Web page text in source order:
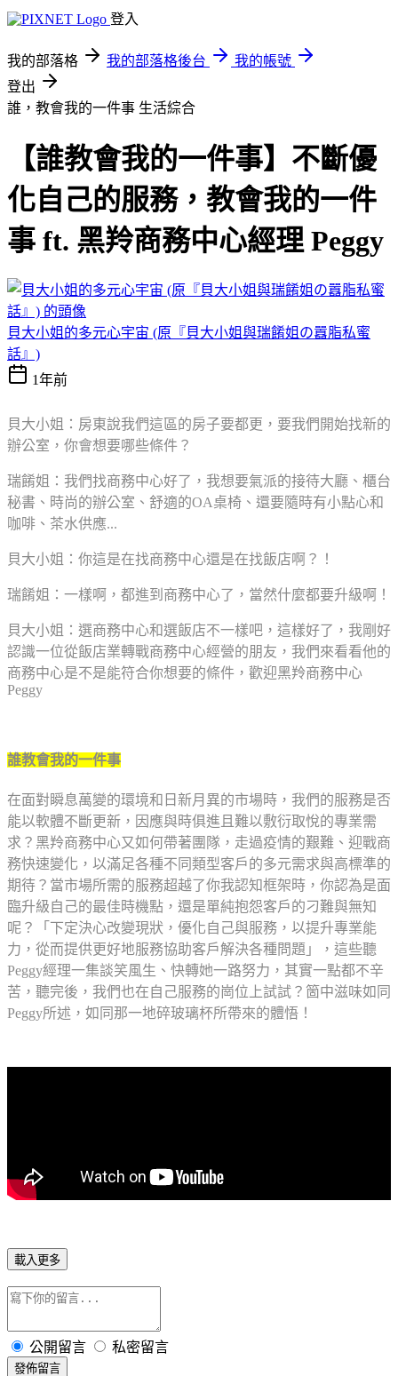
登入
我的部落格 我的部落格後台
我的帳號
登出
誰，教會我的一件事 生活綜合
【誰教會我的一件事】不斷優
化自己的服務，教會我的一件
事 ft. 黑羚商務中心經理 Peggy
貝大小姐的多元心宇宙 (原『貝大小姐與瑞餚姐の囂脂私蜜
話』)
1年前
貝大小姐：房東說我們這區的房子要都更，要我們開始找新的
辦公室，你會想要哪些條件？
瑞餚姐：我們找商務中心好了，我想要氣派的接待大廳、櫃台
秘書、時尚的辦公室、舒適的OA桌椅、還要隨時有小點心和
咖啡、茶水供應...
貝大小姐：你這是在找商務中心還是在找飯店啊？！
瑞餚姐：一樣啊，都進到商務中心了，當然什麼都要升級啊！
貝大小姐：選商務中心和選飯店不一樣吧，這樣好了，我剛好
認識一位從飯店業轉戰商務中心經營的朋友，我們來看看他的
商務中心是不是能符合你想要的條件，歡迎黑羚商務中心
Peggy
誰教會我的一件事
在面對瞬息萬變的環境和日新月異的市場時，我們的服務是否
能以軟體不斷更新，因應與時俱進且難以敷衍取悅的專業需
求？黑羚商務中心又如何帶著團隊，走過疫情的艱難、迎戰商
務快速變化，以滿足各種不同類型客戶的多元需求與高標準的
期待？當市場所需的服務超越了你我認知框架時，你認為是面
臨升級自己的最佳時機點，還是單純抱怨客戶的刁難與無知
呢？「下定決心改變現狀，優化自己與服務，以提升專業能
力，從而提供更好地服務協助客戶解決各種問題」，這些聽
Peggy經理一集談笑風生、快轉她一路努力，其實一點都不辛
苦，聽完後，我們也在自己服務的崗位上試試？箇中滋味如同
Peggy所述，如同那一地碎玻璃杯所帶來的體悟！
載入更多
公開留言 私密留言
發佈留言